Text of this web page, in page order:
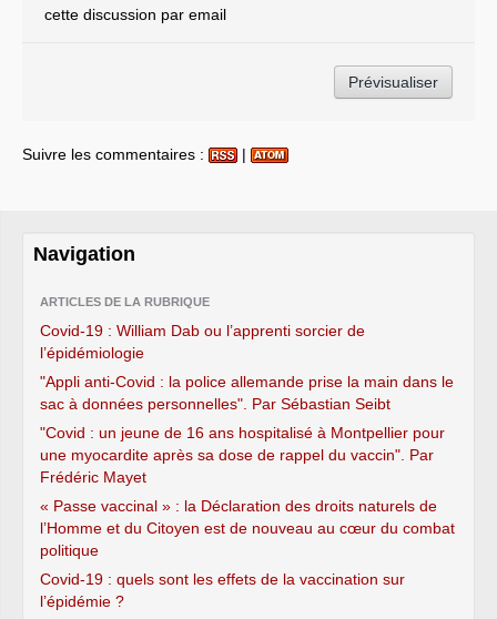
cette discussion par email
Suivre les commentaires : |
Navigation
ARTICLES DE LA RUBRIQUE
Covid-19 : William Dab ou l’apprenti sorcier de
l’épidémiologie
"Appli anti-Covid : la police allemande prise la main dans le
sac à données personnelles". Par Sébastian Seibt
"Covid : un jeune de 16 ans hospitalisé à Montpellier pour
une myocardite après sa dose de rappel du vaccin". Par
Frédéric Mayet
« Passe vaccinal » : la Déclaration des droits naturels de
l’Homme et du Citoyen est de nouveau au cœur du combat
politique
Covid-19 : quels sont les effets de la vaccination sur
l’épidémie ?